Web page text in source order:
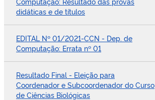
didáticas e de títulos
EDITAL Nº 01/2021-CCN - Dep. de
Computação: Errata nº 01
Resultado Final - Eleição para
Coordenador e Subcoordenador do Curso
de Ciências Biológicas